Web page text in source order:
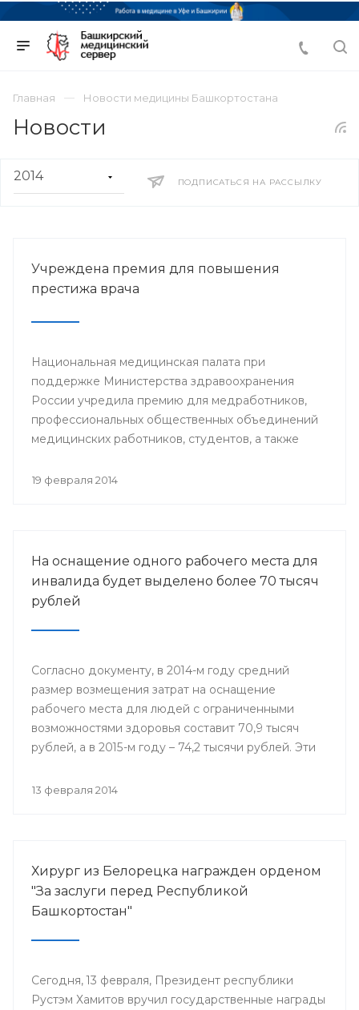
Главная Новости медицины Башкортостана
Новости
ПОДПИСАТЬСЯ НА РАССЫЛКУ
Учреждена премия для повышения
престижа врача
Национальная медицинская палата при
поддержке Министерства здравоохранения
России учредила премию для медработников,
профессиональных общественных объединений
медицинских работников, студентов, а также
19 февраля 2014
На оснащение одного рабочего места для
инвалида будет выделено более 70 тысяч
рублей
Согласно документу, в 2014-м году средний
размер возмещения затрат на оснащение
рабочего места для людей с ограниченными
возможностями здоровья составит 70,9 тысяч
рублей, а в 2015-м году – 74,2 тысячи рублей. Эти
федеральной казны в виде субсидий на
13 февраля 2014
Хирург из Белорецка награжден орденом
"За заслуги перед Республикой
Башкортостан"
Сегодня, 13 февраля, Президент республики
Рустэм Хамитов вручил государственные награды